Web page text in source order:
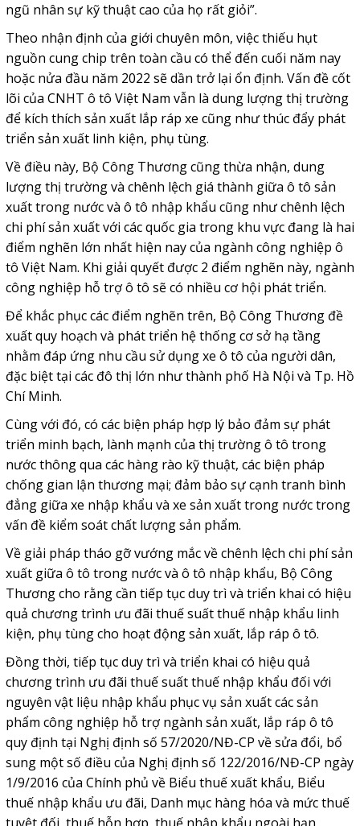
ngũ nhân sự kỹ thuật cao của họ rất giỏi”.
Theo nhận định của giới chuyên môn, việc thiếu hụt
nguồn cung chip trên toàn cầu có thể đến cuối năm nay
hoặc nửa đầu năm 2022 sẽ dần trở lại ổn định. Vấn đề cốt
lõi của CNHT ô tô Việt Nam vẫn là dung lượng thị trường
để kích thích sản xuất lắp ráp xe cũng như thúc đẩy phát
triển sản xuất linh kiện, phụ tùng.
Về điều này, Bộ Công Thương cũng thừa nhận, dung
lượng thị trường và chênh lệch giá thành giữa ô tô sản
xuất trong nước và ô tô nhập khẩu cũng như chênh lệch
chi phí sản xuất với các quốc gia trong khu vực đang là hai
điểm nghẽn lớn nhất hiện nay của ngành công nghiệp ô
tô Việt Nam. Khi giải quyết được 2 điểm nghẽn này, ngành
công nghiệp hỗ trợ ô tô sẽ có nhiều cơ hội phát triển.
Để khắc phục các điểm nghẽn trên, Bộ Công Thương đề
xuất quy hoạch và phát triển hệ thống cơ sở hạ tầng
nhằm đáp ứng nhu cầu sử dụng xe ô tô của người dân,
đặc biệt tại các đô thị lớn như thành phố Hà Nội và Tp. Hồ
Chí Minh.
Cùng với đó, có các biện pháp hợp lý bảo đảm sự phát
triển minh bạch, lành mạnh của thị trường ô tô trong
nước thông qua các hàng rào kỹ thuật, các biện pháp
chống gian lận thương mại; đảm bảo sự cạnh tranh bình
đẳng giữa xe nhập khẩu và xe sản xuất trong nước trong
vấn đề kiểm soát chất lượng sản phẩm.
Về giải pháp tháo gỡ vướng mắc về chênh lệch chi phí sản
xuất giữa ô tô trong nước và ô tô nhập khẩu, Bộ Công
Thương cho rằng cần tiếp tục duy trì và triển khai có hiệu
quả chương trình ưu đãi thuế suất thuế nhập khẩu linh
kiện, phụ tùng cho hoạt động sản xuất, lắp ráp ô tô.
Đồng thời, tiếp tục duy trì và triển khai có hiệu quả
chương trình ưu đãi thuế suất thuế nhập khẩu đối với
nguyên vật liệu nhập khẩu phục vụ sản xuất các sản
phẩm công nghiệp hỗ trợ ngành sản xuất, lắp ráp ô tô
quy định tại Nghị định số 57/2020/NĐ-CP về sửa đổi, bổ
sung một số điều của Nghị định số 122/2016/NĐ-CP ngày
1/9/2016 của Chính phủ về Biểu thuế xuất khẩu, Biểu
thuế nhập khẩu ưu đãi, Danh mục hàng hóa và mức thuế